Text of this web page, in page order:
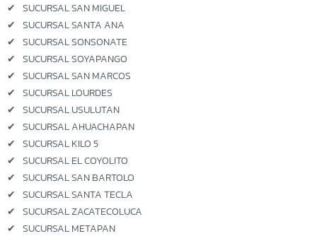
Militar
✔ SUCURSAL SAN MIGUEL
✔ SUCURSAL SANTA ANA
✔ SUCURSAL SONSONATE
✔ SUCURSAL SOYAPANGO
✔ SUCURSAL SAN MARCOS
✔ SUCURSAL LOURDES
✔ SUCURSAL USULUTAN
✔ SUCURSAL AHUACHAPAN
✔ SUCURSAL KILO 5
✔ SUCURSAL EL COYOLITO
✔ SUCURSAL SAN BARTOLO
✔ SUCURSAL SANTA TECLA
✔ SUCURSAL ZACATECOLUCA
✔ SUCURSAL METAPAN